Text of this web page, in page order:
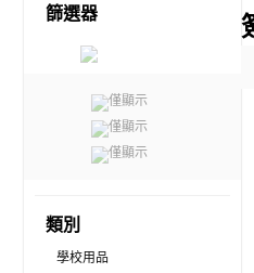
篩選器
僅顯示
僅顯示
僅顯示
類別
學校用品